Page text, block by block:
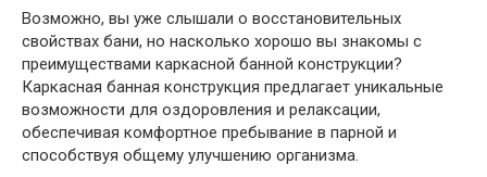
Возможно, вы уже слышали о восстановительных
свойствах бани, но насколько хорошо вы знакомы с
преимуществами каркасной банной конструкции?
Каркасная банная конструкция предлагает уникальные
возможности для оздоровления и релаксации,
обеспечивая комфортное пребывание в парной и
способствуя общему улучшению организма.